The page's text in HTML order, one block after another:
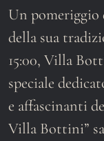
Un pomeriggio
della sua
15:00, Villa
speciale
e affascinanti
Villa Bottini”